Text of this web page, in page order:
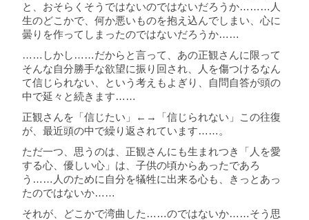
と、おそらくそうではないのではないだろうか………人
生のどこかで、何か悪いものを抱え込んでしまい、心に
曇りを作ってしまったのではないだろうか……
……しかし……だからと言って、あの正観さんに限って
そんな自分勝手な欲望に振り回され、人を傷つけるなん
て信じられない、という考えもよぎり、自問自答が頭の
中で延々と続きます……
正観さんを「信じたい」←→「信じられない」この往復
が、最近頭の中で繰り返されています……。
ただ一つ、思うのは、正観さんにも生まれつき「人を愛
する心、優しい心」は、子供の頃からあったであろ
う……人のために自分を犠牲に出来る心も、きっとあっ
たのではないか……
それが、どこかで湾曲した……のではないか……そう思